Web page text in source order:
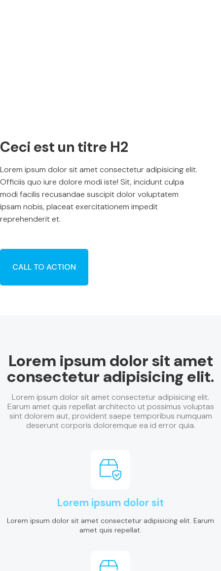
Ceci est un titre H2
Lorem ipsum dolor sit amet consectetur adipisicing elit.
Officiis quo iure dolore modi iste! Sit, incidunt culpa
modi facilis recusandae suscipit dolor voluptatem
ipsam nobis, placeat exercitationem impedit
reprehenderit et.
CALL TO ACTION
Lorem ipsum dolor sit amet
consectetur adipisicing elit.
Lorem ipsum dolor sit amet consectetur adipisicing elit.
Earum amet quis repellat architecto ut possimus voluptas
sint dolorem aut, provident saepe temporibus numquam
deserunt corporis doloremque ea id error quia.
Lorem ipsum dolor sit
Lorem ipsum dolor sit amet consectetur adipisicing elit. Earum
amet quis repellat.